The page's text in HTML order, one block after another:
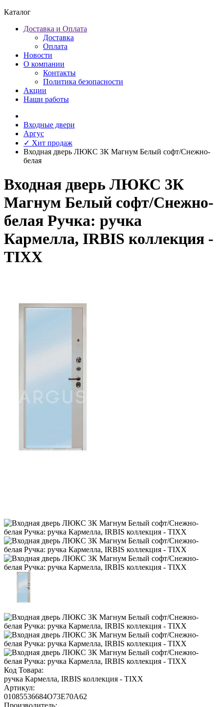
Каталог
Доставка и Оплата
Доставка
Оплата
Новости
О компании
Контакты
Политика безопасности
Акции
Наши работы
Входные двери
Аргус
✓ Хит продаж
Входная дверь ЛЮКС 3К Магнум Белый софт/Снежно-
белая
Входная дверь ЛЮКС 3К
Магнум Белый софт/Снежно-
белая Ручка: ручка
Кармелла, IRBIS коллекция -
TIXX
Код Товара:
ручка Кармелла, IRBIS коллекция - TIXX
Артикул:
01085536684O73E70A62
Производитель: